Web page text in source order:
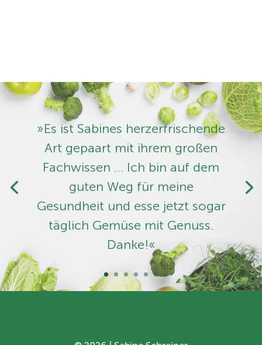
»Es ist Sabines herzerfrischende
Art ­gepaart mit ihrem großen
Fachwissen … Ich bin auf dem
guten Weg für meine
Gesundheit und esse jetzt sogar
täglich Gemüse mit Genuss.
Danke!«